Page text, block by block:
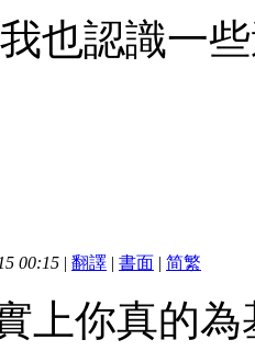
也認識一
00:15 | 翻譯 | 書面 | 简繁
上你真的